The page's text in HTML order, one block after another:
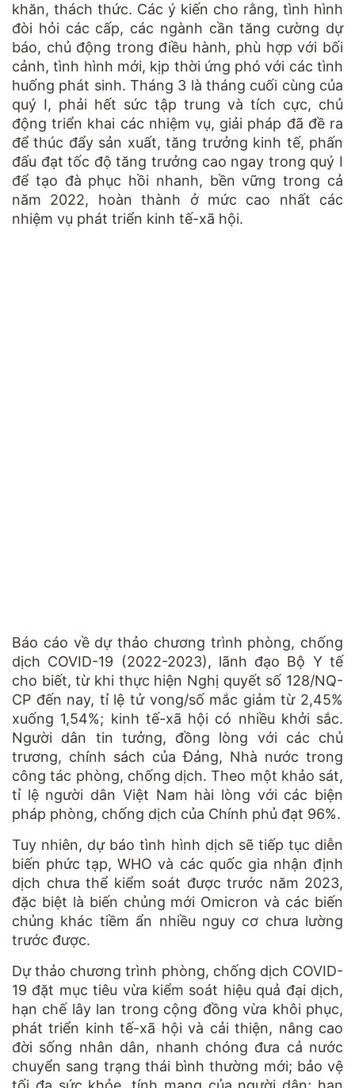
khăn, thách thức. Các ý kiến cho rằng, tình hình
đòi hỏi các cấp, các ngành cần tăng cường dự
báo, chủ động trong điều hành, phù hợp với bối
cảnh, tình hình mới, kịp thời ứng phó với các tình
huống phát sinh. Tháng 3 là tháng cuối cùng của
quý I, phải hết sức tập trung và tích cực, chủ
động triển khai các nhiệm vụ, giải pháp đã đề ra
để thúc đẩy sản xuất, tăng trưởng kinh tế, phấn
đấu đạt tốc độ tăng trưởng cao ngay trong quý I
để tạo đà phục hồi nhanh, bền vững trong cả
năm 2022, hoàn thành ở mức cao nhất các
nhiệm vụ phát triển kinh tế-xã hội.
Báo cáo về dự thảo chương trình phòng, chống
dịch COVID-19 (2022-2023), lãnh đạo Bộ Y tế
cho biết, từ khi thực hiện Nghị quyết số 128/NQ-
CP đến nay, tỉ lệ tử vong/số mắc giảm từ 2,45%
xuống 1,54%; kinh tế-xã hội có nhiều khởi sắc.
Người dân tin tưởng, đồng lòng với các chủ
trương, chính sách của Đảng, Nhà nước trong
công tác phòng, chống dịch. Theo một khảo sát,
tỉ lệ người dân Việt Nam hài lòng với các biện
pháp phòng, chống dịch của Chính phủ đạt 96%.
Tuy nhiên, dự báo tình hình dịch sẽ tiếp tục diễn
biến phức tạp, WHO và các quốc gia nhận định
dịch chưa thể kiểm soát được trước năm 2023,
đặc biệt là biến chủng mới Omicron và các biến
chủng khác tiềm ẩn nhiều nguy cơ chưa lường
trước được.
Dự thảo chương trình phòng, chống dịch COVID-
19 đặt mục tiêu vừa kiểm soát hiệu quả đại dịch,
hạn chế lây lan trong cộng đồng vừa khôi phục,
phát triển kinh tế-xã hội và cải thiện, nâng cao
đời sống nhân dân, nhanh chóng đưa cả nước
chuyển sang trạng thái bình thường mới; bảo vệ